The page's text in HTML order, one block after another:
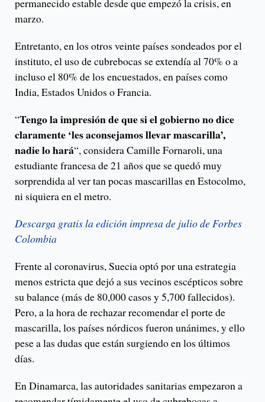
permanecido estable desde que empezó la crisis, en
marzo.
Entretanto, en los otros veinte países sondeados por el
instituto, el uso de cubrebocas se extendía al 70% o a
incluso el 80% de los encuestados, en países como
India, Estados Unidos o Francia.
“Tengo la impresión de que si el gobierno no dice
claramente ‘les aconsejamos llevar mascarilla’,
nadie lo hará“, considera Camille Fornaroli, una
estudiante francesa de 21 años que se quedó muy
sorprendida al ver tan pocas mascarillas en Estocolmo,
ni siquiera en el metro.
Descarga gratis la edición impresa de julio de Forbes
Colombia
Frente al coronavirus, Suecia optó por una estrategia
menos estricta que dejó a sus vecinos escépticos sobre
su balance (más de 80,000 casos y 5,700 fallecidos).
Pero, a la hora de rechazar recomendar el porte de
mascarilla, los países nórdicos fueron unánimes, y ello
pese a las dudas que están surgiendo en los últimos
días.
En Dinamarca, las autoridades sanitarias empezaron a